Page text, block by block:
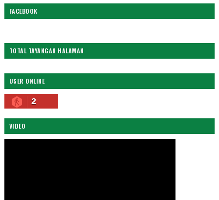
FACEBOOK
TOTAL TAYANGAN HALAMAN
USER ONLINE
2
VIDEO